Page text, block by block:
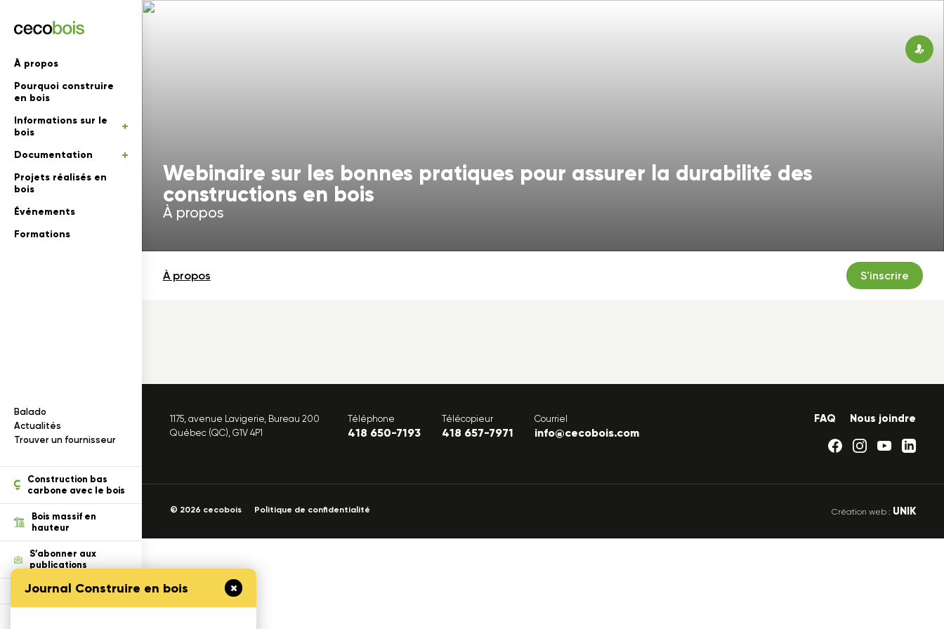
À propos
Pourquoi construire
en bois
Informations sur le
bois
Documentation
Projets réalisés en
bois
Événements
Formations
Balado
Actualités
Trouver un fournisseur
Construction bas
carbone avec le bois
Bois massif en
hauteur
S’abonner aux
publications
Défi Cecobois
Journal Construire en bois
des renseignements
s
en bois
dans un projet
Documentation
Webinaire sur les bonnes pratiques pour assurer la durabilité des
constructions en bois
À propos
À propos S'inscrire
1175, avenue Lavigerie, Bureau 200
Québec (QC), G1V 4P1
Téléphone
418 650-7193
Télécopieur
418 657-7971
Courriel
info@cecobois.com
FAQ Nous joindre
© 2026 cecobois Politique de confidentialité Création web : UNIK